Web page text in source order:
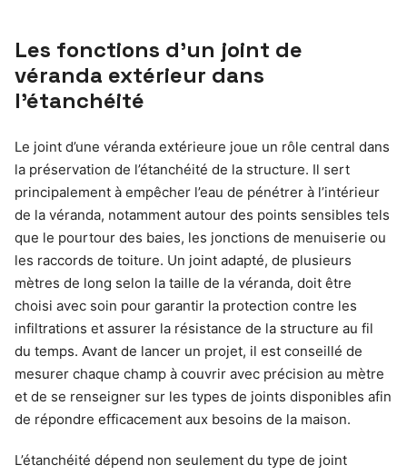
Les fonctions d’un joint de
véranda extérieur dans
l’étanchéité
Le joint d’une véranda extérieure joue un rôle central dans
la préservation de l’étanchéité de la structure. Il sert
principalement à empêcher l’eau de pénétrer à l’intérieur
de la véranda, notamment autour des points sensibles tels
que le pourtour des baies, les jonctions de menuiserie ou
les raccords de toiture. Un joint adapté, de plusieurs
mètres de long selon la taille de la véranda, doit être
choisi avec soin pour garantir la protection contre les
infiltrations et assurer la résistance de la structure au fil
du temps. Avant de lancer un projet, il est conseillé de
mesurer chaque champ à couvrir avec précision au mètre
et de se renseigner sur les types de joints disponibles afin
de répondre efficacement aux besoins de la maison.
L’étanchéité dépend non seulement du type de joint